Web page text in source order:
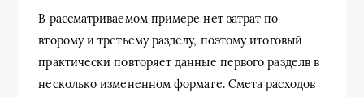
В рассматриваемом примере нет затрат по
второму и третьему разделу, поэтому итоговый
практически повторяет данные первого разделв в
несколько измененном формате. Смета расходов